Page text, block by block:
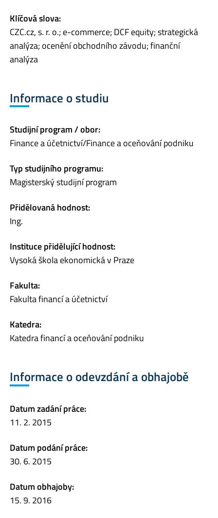
Klíčová slova:
CZC.cz, s. r. o.; e-commerce; DCF equity; strategická
analýza; ocenění obchodního závodu; finanční
analýza
Informace o studiu
Studijní program / obor:
Finance a účetnictví/Finance a oceňování podniku
Typ studijního programu:
Magisterský studijní program
Přidělovaná hodnost:
Ing.
Instituce přidělující hodnost:
Vysoká škola ekonomická v Praze
Fakulta:
Fakulta financí a účetnictví
Katedra:
Katedra financí a oceňování podniku
Informace o odevzdání a obhajobě
Datum zadání práce:
11. 2. 2015
Datum podání práce:
30. 6. 2015
Datum obhajoby:
15. 9. 2016